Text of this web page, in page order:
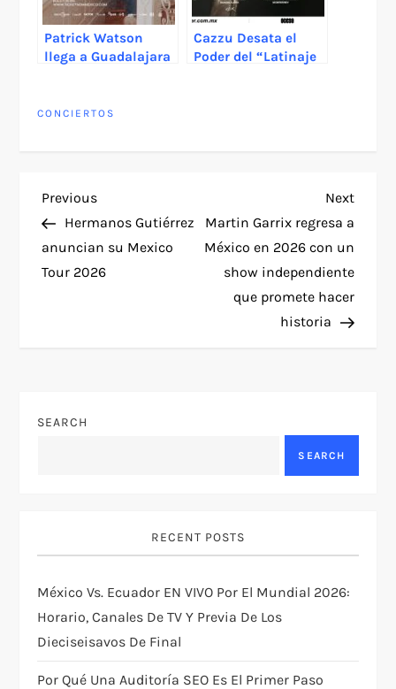
Patrick Watson
llega a Guadalajara
Cazzu Desata el
Poder del “Latinaje
CONCIERTOS
P
o
s
a
a
t
i
Previous
Post
Previous
Hermanos Gutiérrez
anuncian su Mexico
Tour 2026
Next
Post
Next
Martin Garrix regresa a
México en 2026 con un
show independiente
que promete hacer
historia
SEARCH
SEARCH
RECENT POSTS
México Vs. Ecuador EN VIVO Por El Mundial 2026:
Horario, Canales De TV Y Previa De Los
Dieciseisavos De Final
Por Qué Una Auditoría SEO Es El Primer Paso